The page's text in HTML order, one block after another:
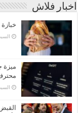
اخبار فلاش
خبازة
السبت , 8
ميزة
السبت , 8